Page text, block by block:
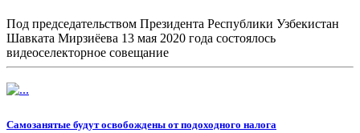
Под председательством Президента Республики Узбекистан
Шавката Мирзиёева 13 мая 2020 года состоялось
видеоселекторное совещание
Самозанятые будут освобождены от подоходного налога